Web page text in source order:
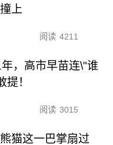
上
阅读 4211
，高市早苗连\"谁
提！
阅读 3015
猫这一巴掌扇过